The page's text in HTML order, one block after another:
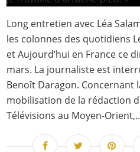
Long entretien avec Léa
les colonnes des quotidiens
et Aujourd’hui en France ce
mars. La journaliste est
Benoît Daragon. Concernant
mobilisation de la rédaction
Télévisions au Moyen-